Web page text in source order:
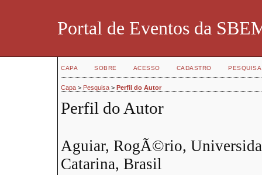
Portal de Eventos da
CAPA SOBRE ACESSO CADASTRO PESQUISA
Capa > Pesquisa > Perfil do Autor
Perfil do Autor
Aguiar, RogÃ©rio,
Catarina, Brasil